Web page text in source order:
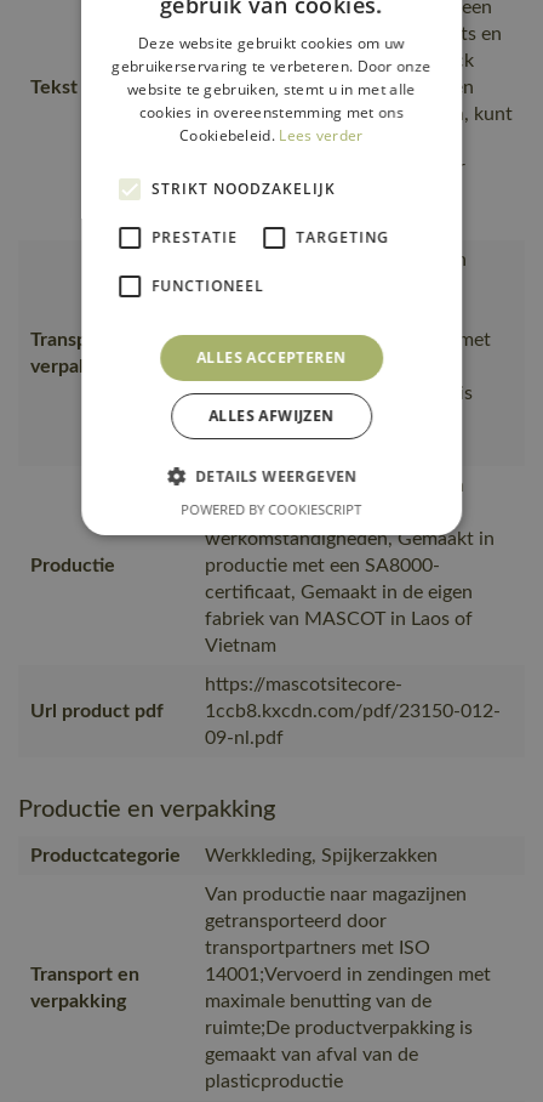
Tekst usp
overzetten van uw broek naar een
driekwartbroek of short., shorts en
driekwartbroeken met het Click
Pocket System., Gemakkelijk en
flexibel te plaatsen op broeken, kunt
u meerdere spijkerzakken
toevoegen., Wanneer het weer
verandert, ruime zak met
Transport en
verpakking
Van productie naar magazijnen
getransporteerd door
14001;Vervoerd in zendingen met
maximale benutting van de
ruimte;De productverpakking is
gemaakt van afval van de
Productie
wat het bewijs is van goede en
veilige medewerkerrelaties en
werkomstandigheden, Gemaakt in
productie met een SA8000-
certificaat, Gemaakt in de eigen
fabriek van MASCOT in Laos of
Vietnam
Url product pdf
https://mascotsitecore-
1ccb8.kxcdn.com/pdf/23150-012-
09-nl.pdf
Productie en verpakking
Productcategorie Werkkleding, Spijkerzakken
Transport en
verpakking
Van productie naar magazijnen
getransporteerd door
transportpartners met ISO
14001;Vervoerd in zendingen met
maximale benutting van de
ruimte;De productverpakking is
gemaakt van afval van de
plasticproductie
Deze website gebruikt cookies om uw
gebruikerservaring te verbeteren. Door onze
website te gebruiken, stemt u in met alle
cookies in overeenstemming met ons
Cookiebeleid. Lees verder
STRIKT NOODZAKELIJK
PRESTATIE TARGETING
FUNCTIONEEL
ALLES ACCEPTEREN
ALLES AFWIJZEN
DETAILS WEERGEVEN
POWERED BY COOKIESCRIPT